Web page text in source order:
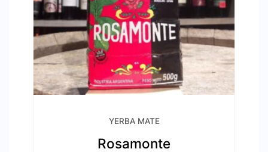
YERBA MATE
Rosamonte